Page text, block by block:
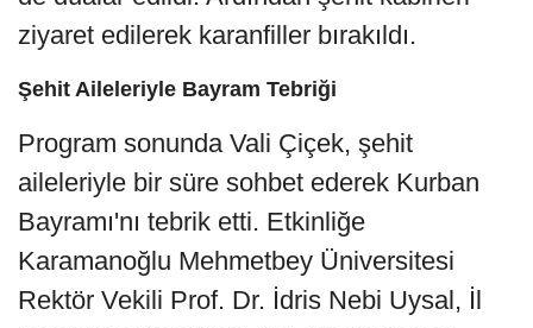
ziyaret edilerek karanfiller bırakıldı.
Şehit Aileleriyle Bayram Tebriği
Program sonunda Vali Çiçek, şehit
aileleriyle bir süre sohbet ederek Kurban
Bayramı'nı tebrik etti. Etkinliğe
Karamanoğlu Mehmetbey Üniversitesi
Rektör Vekili Prof. Dr. İdris Nebi Uysal, İl